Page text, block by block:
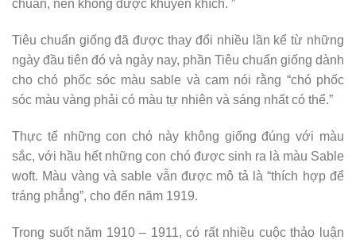
chuẩn, nên không được khuyến khích. ”
Tiêu chuẩn giống đã được thay đổi nhiều lần kể từ những
ngày đầu tiên đó và ngày nay, phần Tiêu chuẩn giống dành
cho chó phốc sóc màu sable và cam nói rằng “chó phốc
sóc màu vàng phải có màu tự nhiên và sáng nhất có thể.”
Thực tế những con chó này không giống đúng với màu
sắc, với hầu hết những con chó được sinh ra là màu Sable
woft. Màu vàng và sable vẫn được mô tả là “thích hợp để
tráng phẳng”, cho đến năm 1919.
Trong suốt năm 1910 – 1911, có rất nhiều cuộc thảo luận